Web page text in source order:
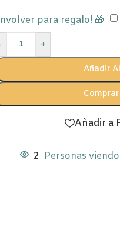
para regalo! 🎁
+
Añadir
Añadir a
2 Personas